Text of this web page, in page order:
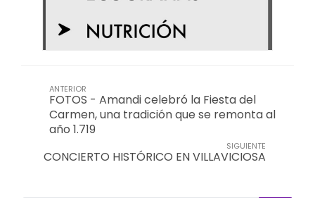
ANTERIOR
FOTOS - Amandi celebró la Fiesta del
Carmen, una tradición que se remonta al
año 1.719
SIGUIENTE
CONCIERTO HISTÓRICO EN VILLAVICIOSA